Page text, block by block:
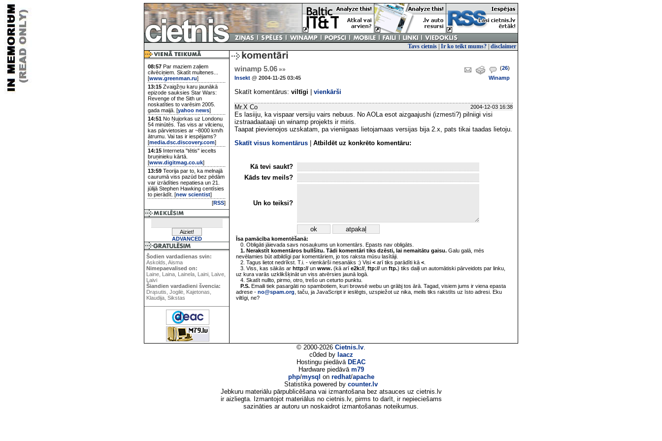
Tavs cietnis Ir ko teikt mums? disclaimer
08:57 Par maziem zaļiem
cilvēciņiem. Skatīt multenes...
[www.greenman.ru]
13:15 Zvaigžņu karu jaunākā
epizode sauksies Star Wars:
Revenge of the Sith un
noskatīties to varēsim 2005.
gada maijā. [yahoo news]
14:51 No Ņujorkas uz Londonu
54 minūtēs. Tas viss ar vilcienu,
kas pārvietosies ar ~8000 km/h
ātrumu. Vai tas ir iespējams?
[media.dsc.discovery.com]
14:15 Interneta "tētis" iecelts
bruņinieku kārtā.
[www.digitmag.co.uk]
13:59 Teorija par to, ka melnajā
caurumā viss pazūd bez pēdām
var izrādīties nepatiesa un 21.
jūlijā Stephen Hawking centīsies
to pierādīt. [new scientist]
[RSS]
ADVANCED
Šodien vardadienas svin:
Askolds, Aisma
Nimepaevalised on:
Laine, Laina, Lainela, Laini, Laive,
Laivi
Šiandien vardadieni švencia:
Drąsutis, Jogilė, Kajetonas,
Klaudija, Sikstas
winamp 5.06 »» (26)
Insekt @ 2004-11-25 03:45 Winamp
Skatīt komentārus: viltīgi vienkārši
Mr.X Co 2004-12-03 16:38
Es lasiiju, ka vispaar versiju vairs nebuus. No AOLa esot aizgaajushi (izmesti?) pilniigi visi
izstraadaataaji un winamp projekts ir miris.
Taapat pievienojos uzskatam, pa vieniigaas lietojamaas versijas bija 2.x, pats tikai taadas lietoju.
Skatīt visus komentārus
Atbildēt uz konkrēto komentāru:
Kā tevi saukt?
Kāds tev meils?
Un ko teiksi?
Īsa pamācība komentēšanā:
0. Obligāti jāievada savs nosaukums un komentārs. Epasts nav obligāts.
1. Nerakstīt komentāros bullšitu. Tādi komentāri tiks dzēsti, lai nemaitātu gaisu. Galu galā, mēs
nevēlamies būt atbildīgi par komentāriem, jo tos raksta mūsu lasītāji.
2. Tagus lietot nedrīkst. T.i. - vienkārši nesanāks :) Visi < arī tiks parādīti kā <
3. Viss, kas sākās ar http:// un www. (kā arī e2k:// ftp:// un ftp.) tiks daiļi un automātiski pārveidots par linku,
uz kura varās uzklikšķināt un viss atvērsies jaunā logā.
4. Skatīt nullto, pirmo, otro, trešo un ceturto punktu.
P.S. Emaili tiek pasargāti no spambotiem, kuri browsē webu un grābj tos ārā. Tagad, visiem jums ir viena epasta
adrese - no@spam.org , taču, ja JavaScript ir ieslēgts, uzspiežot uz nika, meils tiks rakstīts uz īsto adresi. Eku
viltīgi, ne?
© 2000-2026 Cietnis.lv.
c0ded by laacz
Hostingu piedāvā DEAC
Hardware piedāvā m79
php/mysql on redhat/apache
Statistika powered by counter.lv
Jebkuru materiālu pārpublicēšana vai izmantošana bez atsauces uz cietnis.lv
ir aizliegta. Izmantojot materiālus no cietnis.lv, pirms to darīt, ir nepieciešams
sazināties ar autoru un noskaidrot izmantošanas noteikumus.